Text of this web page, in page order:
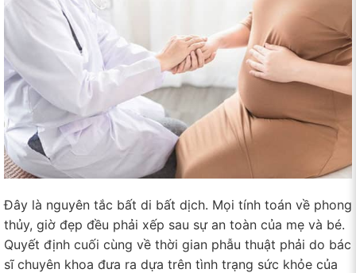
Đây là nguyên tắc bất di bất dịch. Mọi tính toán về phong
thủy, giờ đẹp đều phải xếp sau sự an toàn của mẹ và bé.
Quyết định cuối cùng về thời gian phẫu thuật phải do bác
sĩ chuyên khoa đưa ra dựa trên tình trạng sức khỏe của